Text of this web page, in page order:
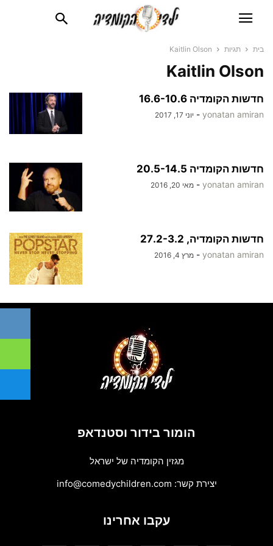
בית תגיות Kaitlin Olson
Kaitlin Olson
חדשות הקומדיה 16.6-10.6
yonatan amiran
- יוני 17, 2017
חדשות הקומדיה 20.5-14.5
yonatan amiran
- מאי 20, 2016
חדשות הקומדיה, 27.2-3.2
yonatan amiran
- מרץ 4, 2016
הומור בידור וסטנדאפ
מגזין הקומדיה של ישראל
יצירת קשר: info@comedychildren.com
עקבו אחרינו